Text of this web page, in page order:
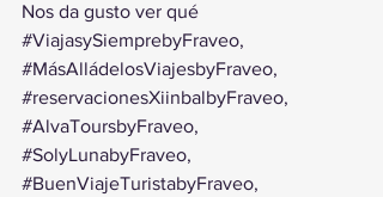
Nos da gusto ver qué
#ViajasySiemprebyFraveo,
#MásAlládelosViajesbyFraveo,
#reservacionesXiinbalbyFraveo,
#AlvaToursbyFraveo,
#SolyLunabyFraveo,
#BuenViajeTuristabyFraveo,